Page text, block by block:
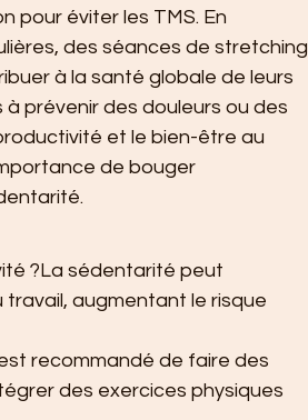
pour éviter les TMS. En
des séances de stretching
à la santé globale de leurs
prévenir des douleurs ou des
et le bien-être au
de bouger
?La sédentarité peut
augmentant le risque
recommandé de faire des
des exercices physiques